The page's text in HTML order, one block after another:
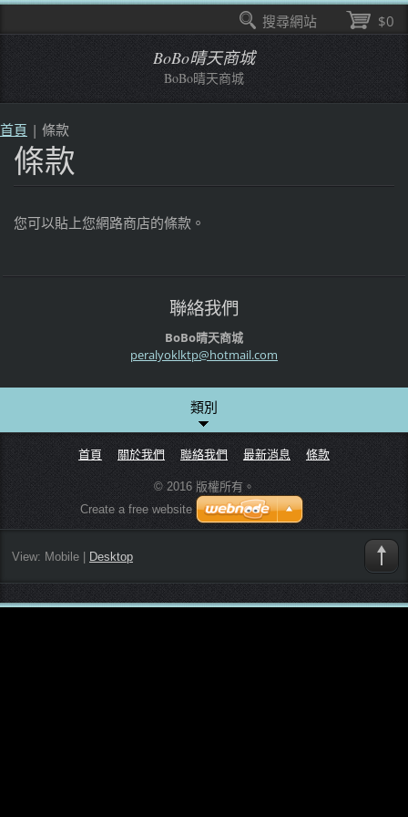
BoBo晴天商城
BoBo晴天商城
首頁 | 條款
條款
您可以貼上您網路商店的條款。
聯絡我們
BoBo晴天商城
peralyoklktp@hotmail.com
類別
首頁 關於我們 聯絡我們 最新消息 條款
© 2016 版權所有。
Create a free website
View: Mobile| Desktop
$0
搜尋網站